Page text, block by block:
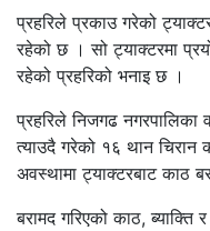
प्रहरिले प्रकाउ गरेको
रहेको छ । सो ट्याक्टरमा
रहेको प्रहरिको भनाइ छ ।
प्रहरिले निजगढ नगरपालिका
त्याउदै गरेको १६ थान
अवस्थामा ट्याक्टरबाट काठ
बरामद गरिएको काठ,